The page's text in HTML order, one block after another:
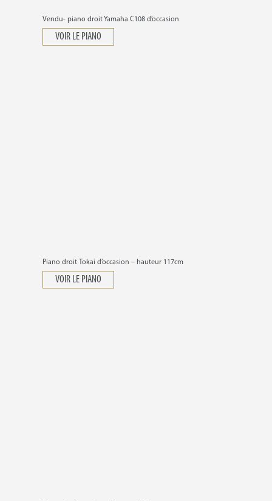
Vendu- piano droit Yamaha C108 d’occasion
VOIR LE PIANO
Piano droit Tokai d’occasion – hauteur 117cm
VOIR LE PIANO